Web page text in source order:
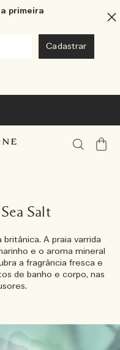
primeira
Meu
Salt
A praia varrida
e o aroma mineral
a fragrância fresca e
de banho e corpo, nas